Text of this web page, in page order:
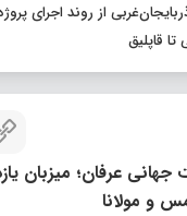
از روند اجرای
قاپلیق
جهانی عرفان؛ میزبان
و مولانا